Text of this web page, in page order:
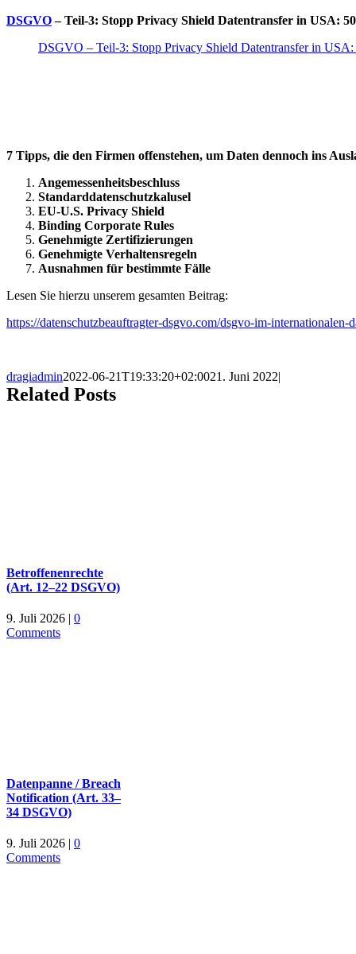
DSGVO– Teil-3: Stopp Privacy Shield Datentransfer in USA:
DSGVO – Teil-3: Stopp Privacy Shield Datentransfer in
7 Tipps, die den Firmen offenstehen, um Daten dennoch ins
Angemessenheitsbeschluss
Standarddatenschutzkalusel
EU-U.S. Privacy Shield
Binding Corporate Rules
Genehmigte Zertifizierungen
Genehmigte Verhaltensregeln
Ausnahmen für bestimmte Fälle
Lesen Sie hierzu unserem gesamten Beitrag:
https://datenschutzbeauftragter-dsgvo.com/dsgvo-im-internationalen-
dragiadmin2022-06-21T19:33:20+02:0021. Juni 2022|
Related Posts
Betroffenenrechte
(Art. 12–22 DSGVO)
9. Juli 2026
0
Comments
Datenpanne / Breach
Notification (Art. 33–
34 DSGVO)
9. Juli 2026 | 0
Comments